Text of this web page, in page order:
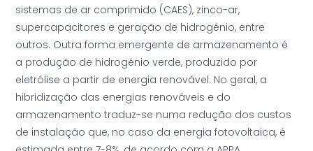
sistemas de ar comprimido (CAES), zinco-ar,
supercapacitores e geração de hidrogénio, entre
outros. Outra forma emergente de armazenamento é
a produção de hidrogénio verde, produzido por
eletrólise a partir de energia renovável. No geral, a
hibridização das energias renováveis e do
armazenamento traduz-se numa redução dos custos
de instalação que, no caso da energia fotovoltaica, é